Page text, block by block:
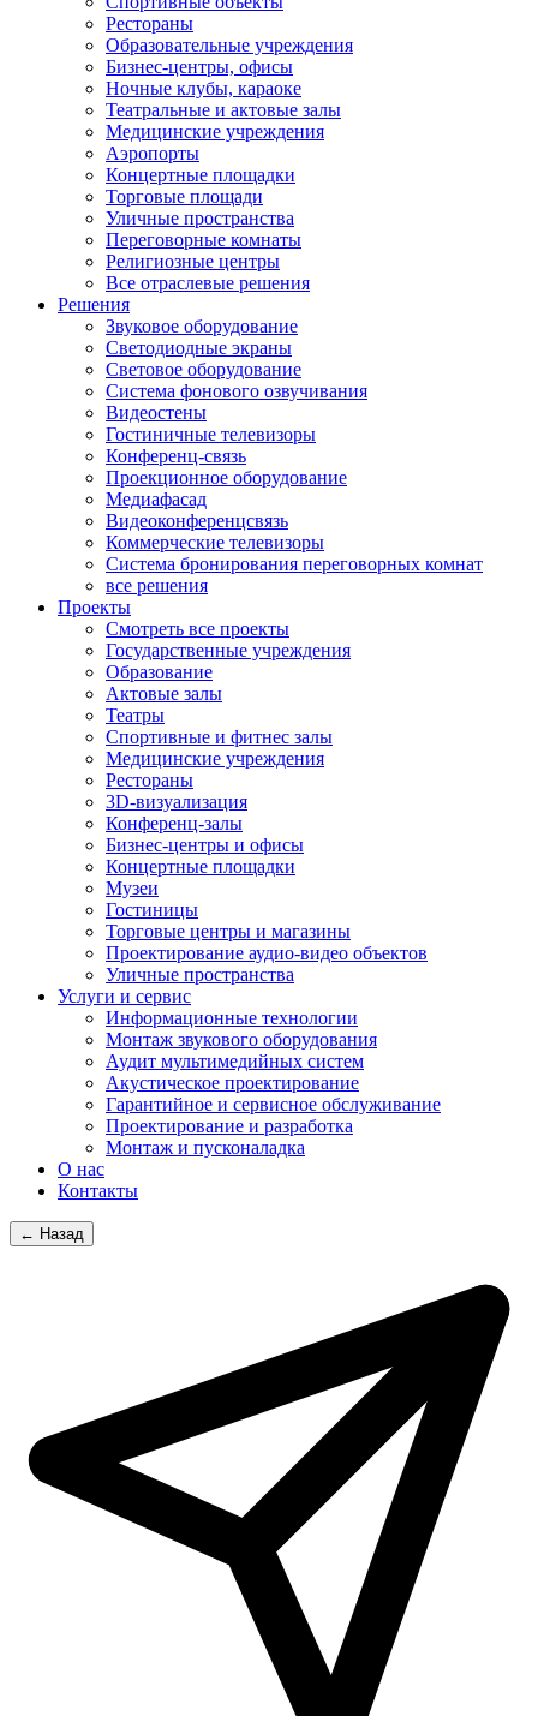
Рестораны
Образовательные учреждения
Бизнес-центры, офисы
Ночные клубы, караоке
Театральные и актовые залы
Медицинские учреждения
Аэропорты
Концертные площадки
Торговые площади
Уличные пространства
Переговорные комнаты
Религиозные центры
Все отраслевые решения
Решения
Звуковое оборудование
Светодиодные экраны
Световое оборудование
Система фонового озвучивания
Видеостены
Гостиничные телевизоры
Конференц-связь
Проекционное оборудование
Медиафасад
Видеоконференцсвязь
Коммерческие телевизоры
Система бронирования переговорных комнат
все решения
Проекты
Смотреть все проекты
Государственные учреждения
Образование
Актовые залы
Театры
Спортивные и фитнес залы
Медицинские учреждения
Рестораны
3D-визуализация
Конференц-залы
Бизнес-центры и офисы
Концертные площадки
Музеи
Гостиницы
Торговые центры и магазины
Проектирование аудио-видео объектов
Уличные пространства
Услуги и сервис
Информационные технологии
Монтаж звукового оборудования
Аудит мультимедийных систем
Акустическое проектирование
Гарантийное и сервисное обслуживание
Проектирование и разработка
Монтаж и пусконаладка
О нас
Контакты
← Назад